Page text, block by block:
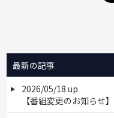
最新の記事
2026/05/18 up
【番組変更のお知らせ